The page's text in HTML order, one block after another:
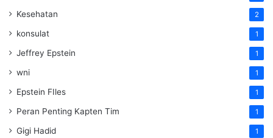
Kesehatan 2
konsulat 1
Jeffrey Epstein 1
wni 1
Epstein FIles 1
Peran Penting Kapten Tim 1
Gigi Hadid 1